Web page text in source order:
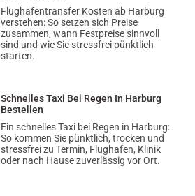
Flughafentransfer Kosten ab Harburg
verstehen: So setzen sich Preise
zusammen, wann Festpreise sinnvoll
sind und wie Sie stressfrei pünktlich
starten.
Schnelles Taxi Bei Regen In Harburg
Bestellen
Ein schnelles Taxi bei Regen in Harburg:
So kommen Sie pünktlich, trocken und
stressfrei zu Termin, Flughafen, Klinik
oder nach Hause zuverlässig vor Ort.